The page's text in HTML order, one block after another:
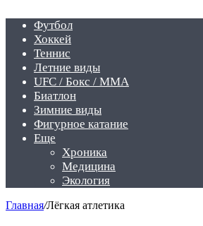
Футбол
Хоккей
Теннис
Летние виды
UFC / Бокс / MMA
Биатлон
Зимние виды
Фигурное катание
Еще
Хроника
Медицина
Экология
Главная/Лёгкая атлетика